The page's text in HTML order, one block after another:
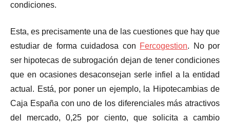
condiciones.
Esta, es precisamente una de las cuestiones que hay que
estudiar de forma cuidadosa con Fercogestion. No por
ser hipotecas de subrogación dejan de tener condiciones
que en ocasiones desaconsejan serle infiel a la entidad
actual. Está, por poner un ejemplo, la Hipotecambias de
Caja España con uno de los diferenciales más atractivos
del mercado, 0,25 por ciento, que solicita a cambio